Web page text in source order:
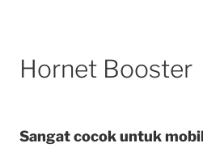
Hornet Booster
Sangat cocok untuk